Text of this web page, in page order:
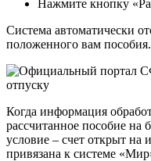
Нажмите кнопку
Система автоматически
положенного вам пособия.
Когда информация
рассчитанное пособие
условие – счет открыт на
привязана к системе